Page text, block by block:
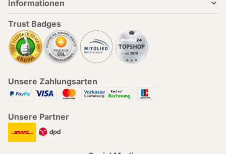
Informationen
Trust Badges
Unsere Zahlungsarten
Unsere Partner